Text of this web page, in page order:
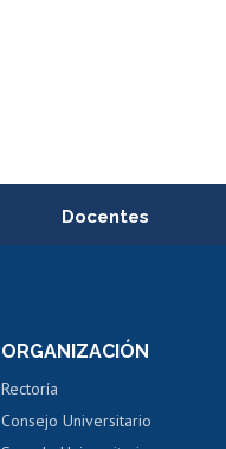
Docentes
Perfeccionamiento
Evaluación docente
ORGANIZACIÓN
Rectoría
Consejo Universitario